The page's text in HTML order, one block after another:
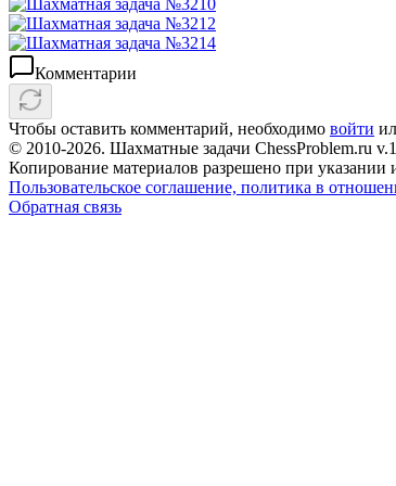
Комментарии
Чтобы оставить комментарий, необходимо войти
© 2010-2026. Шахматные задачи ChessProblem.ru v.
Копирование материалов разрешено при указании
Пользовательское соглашение, политика в
Обратная связь